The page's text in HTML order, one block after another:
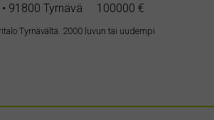
91800 Tyrnävä 100000 €
Tyrnävältä. 2000 luvun tai uudempi